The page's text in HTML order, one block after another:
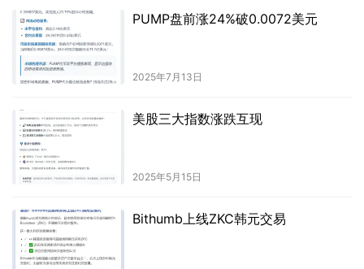
PUMP盘前涨24%破0.0072美元
2025年7月13日
美股三大指数涨跌互现
2025年5月15日
Bithumb上线ZKC韩元交易